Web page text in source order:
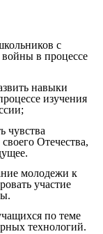
с
войны в процессе
навыки
изучения
чувства
Отечества,
молодежи к
участие
по теме
технологий.